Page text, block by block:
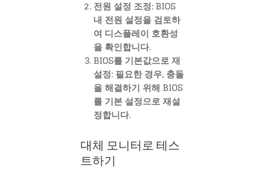
전원 설정 조정: BIOS
내 전원 설정을 검토하
여 디스플레이 호환성
을 확인합니다.
BIOS를 기본값으로 재
설정: 필요한 경우, 충돌
을 해결하기 위해 BIOS
를 기본 설정으로 재설
정합니다.
대체 모니터로 테스
트하기